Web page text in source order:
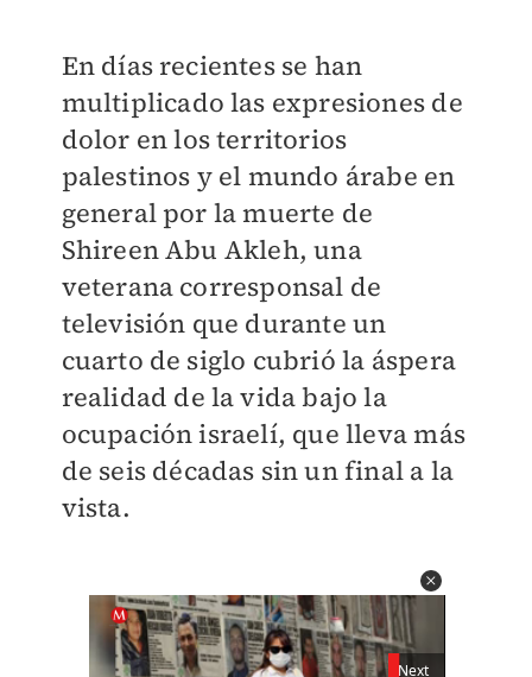
En días recientes se han
multiplicado las expresiones de
dolor en los territorios
palestinos y el mundo árabe en
general por la muerte de
Shireen Abu Akleh, una
veterana corresponsal de
televisión que durante un
cuarto de siglo cubrió la áspera
realidad de la vida bajo la
ocupación israelí, que lleva más
de seis décadas sin un final a la
vista.